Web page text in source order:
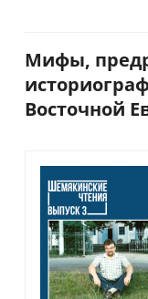
Мифы,
Восточной